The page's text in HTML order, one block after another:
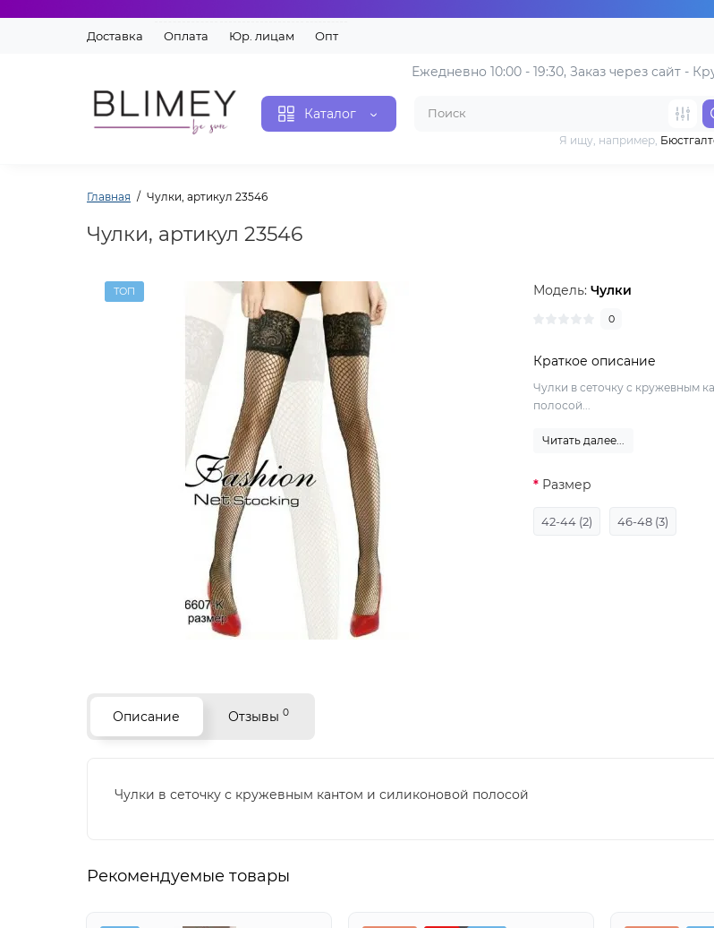
Доставка Оплата Юр. лицам Опт
Каталог
Ежедневно 10:00 - 19:30, Заказ через сайт -
Я ищу, например,
Главная Чулки, артикул 23546
Чулки, артикул 23546
ТОП Модель:Чулки
0
Краткое описание
Чулки в сеточку с кружевным
полосой...
Читать далее...
Размер
42-44 (2) 46-48 (3)
Описание Отзывы 0
Чулки в сеточку с кружевным кантом и силиконовой полосой
Рекомендуемые товары